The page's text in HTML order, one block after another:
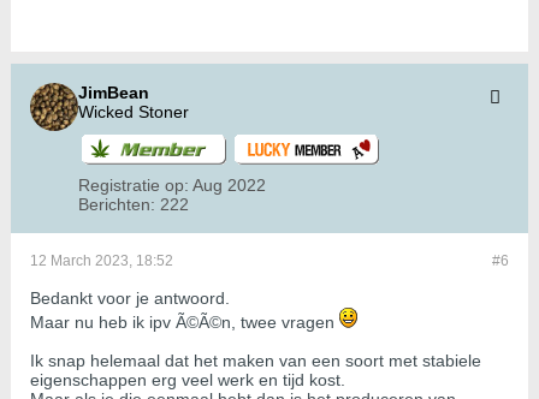
JimBean
Wicked Stoner
Registratie op: Aug 2022
Berichten: 222
#6
12 March 2023, 18:52
Bedankt voor je antwoord.
Maar nu heb ik ipv Ã©Ã©n, twee vragen
Ik snap helemaal dat het maken van een soort met stabiele
eigenschappen erg veel werk en tijd kost.